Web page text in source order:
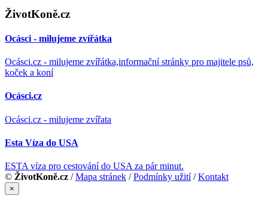
ŽivotKoně.cz
Ocásci - milujeme zvířátka
Ocásci.cz - milujeme zvířátka,informační stránky pro majitele psů,
koček a koní
Ocásci.cz
Ocásci.cz - milujeme zvířata
Esta Víza do USA
ESTA víza pro cestování do USA za pár minut.
© ŽivotKoně.cz /Mapa stránek /Podmínky užití/Kontakt
×